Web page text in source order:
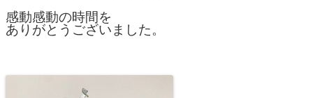
感動感動の時間を
ありがとうございました。